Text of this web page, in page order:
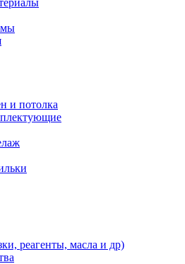
и потолка
реагенты, масла и др)